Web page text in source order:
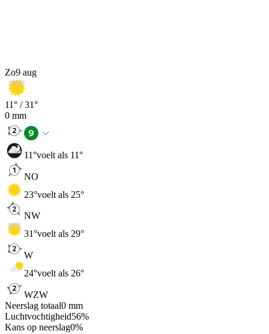
Zo9 aug
11° /31°
0 mm
11°voelt als 11°
NO
23°voelt als 25°
NW
31°voelt als 29°
W
24°voelt als 26°
WZW
Neerslag totaal0 mm
Luchtvochtigheid56%
Kans op neerslag0%